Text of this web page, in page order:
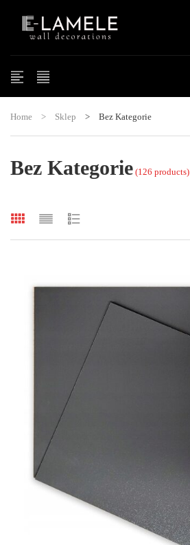
Home > Sklep > Bez Kategorie
Bez Kategorie (126 products)